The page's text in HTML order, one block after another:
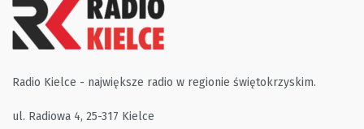
Radio Kielce - największe radio w regionie świętokrzyskim.
ul. Radiowa 4, 25-317 Kielce